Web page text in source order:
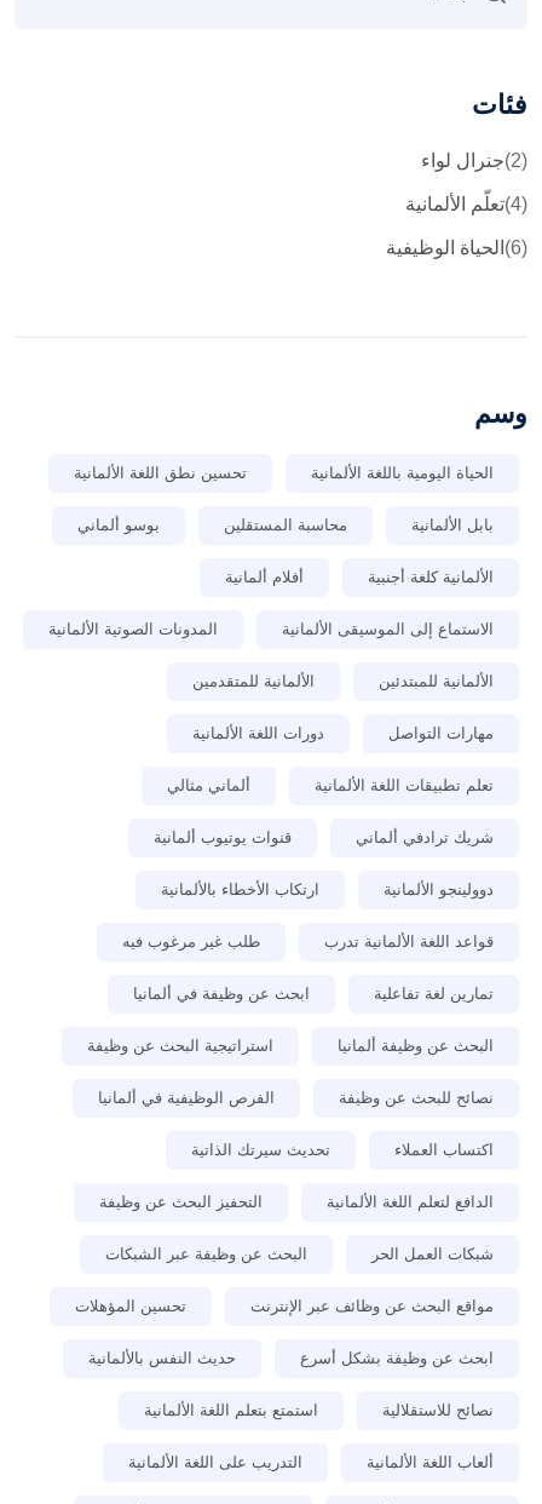
فئات
جنرال لواء (2)
تعلّم الألمانية (4)
الحياة الوظيفية (6)
وسم
الحياة اليومية باللغة الألمانية تحسين نطق اللغة الألمانية
بابل الألمانية محاسبة المستقلين بوسو ألماني
الألمانية كلغة أجنبية أفلام ألمانية
الاستماع إلى الموسيقى الألمانية المدونات الصوتية الألمانية
الألمانية للمبتدئين الألمانية للمتقدمين
مهارات التواصل دورات اللغة الألمانية
تعلم تطبيقات اللغة الألمانية ألماني مثالي
شريك ترادفي ألماني قنوات يوتيوب ألمانية
دوولينجو الألمانية ارتكاب الأخطاء بالألمانية
قواعد اللغة الألمانية تدرب طلب غير مرغوب فيه
تمارين لغة تفاعلية ابحث عن وظيفة في ألمانيا
البحث عن وظيفة ألمانيا استراتيجية البحث عن وظيفة
نصائح للبحث عن وظيفة الفرص الوظيفية في ألمانيا
اكتساب العملاء تحديث سيرتك الذاتية
الدافع لتعلم اللغة الألمانية التحفيز البحث عن وظيفة
شبكات العمل الحر البحث عن وظيفة عبر الشبكات
مواقع البحث عن وظائف عبر الإنترنت تحسين المؤهلات
ابحث عن وظيفة بشكل أسرع حديث النفس بالألمانية
نصائح للاستقلالية استمتع بتعلم اللغة الألمانية
ألعاب اللغة الألمانية التدريب على اللغة الألمانية